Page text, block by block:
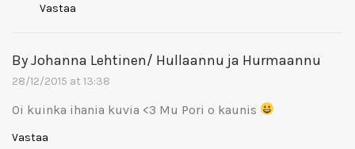
Vastaa
By Johanna Lehtinen/ Hullaannu ja Hurmaannu
28/12/2015 at 13:38
Oi kuinka ihania kuvia <3 Mu Pori o kaunis
Vastaa